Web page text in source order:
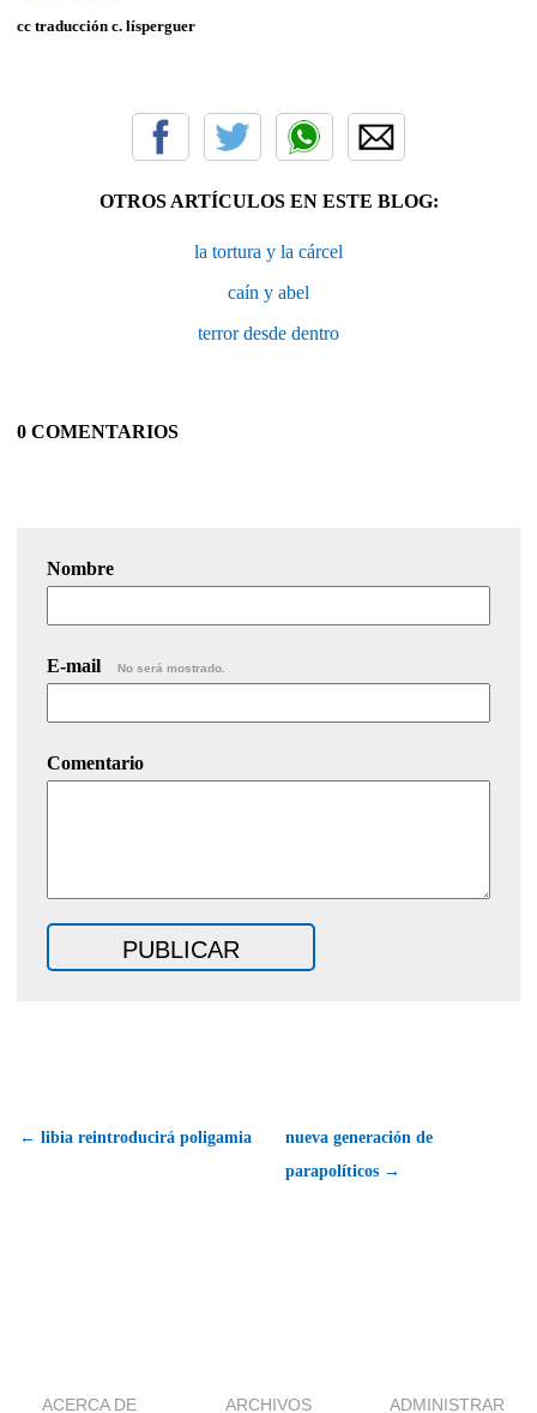
cc traducción c. lísperguer
OTROS ARTÍCULOS EN ESTE BLOG:
la tortura y la cárcel
caín y abel
terror desde dentro
0 COMENTARIOS
Nombre
E-mail No será mostrado.
Comentario
← libia reintroducirá poligamia
nueva generación de
parapolíticos →
ACERCA DE ARCHIVOS ADMINISTRAR